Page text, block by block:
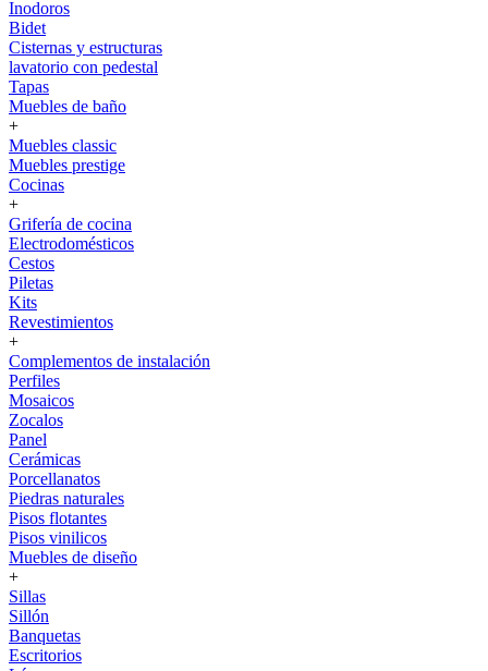
Inodoros
Bidet
Cisternas y estructuras
lavatorio con pedestal
Tapas
Muebles de baño
+
Muebles classic
Muebles prestige
Cocinas
+
Grifería de cocina
Electrodomésticos
Cestos
Piletas
Kits
Revestimientos
+
Complementos de instalación
Perfiles
Mosaicos
Zocalos
Panel
Cerámicas
Porcellanatos
Piedras naturales
Pisos flotantes
Pisos vinilicos
Muebles de diseño
+
Sillas
Sillón
Banquetas
Escritorios